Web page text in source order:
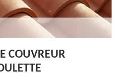
COUVREUR